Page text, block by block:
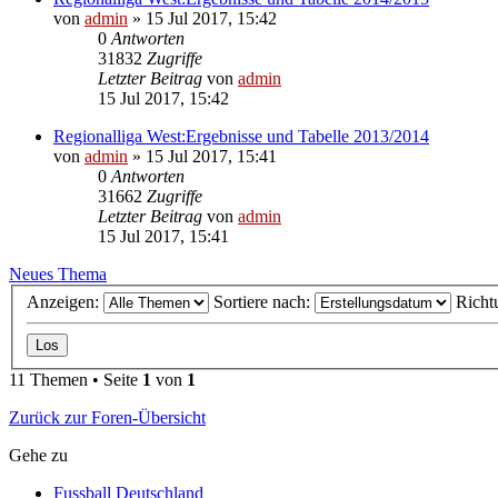
von admin » 15 Jul 2017, 15:42
0 Antworten
31832 Zugriffe
Letzter Beitrag von admin
15 Jul 2017, 15:42
Regionalliga West:Ergebnisse und Tabelle 2013/2014
von admin » 15 Jul 2017, 15:41
0 Antworten
31662 Zugriffe
Letzter Beitrag von admin
15 Jul 2017, 15:41
Neues Thema
Anzeigen:
Sortiere nach:
11 Themen • Seite 1 von 1
Zurück zur Foren-Übersicht
Gehe zu
Fussball Deutschland